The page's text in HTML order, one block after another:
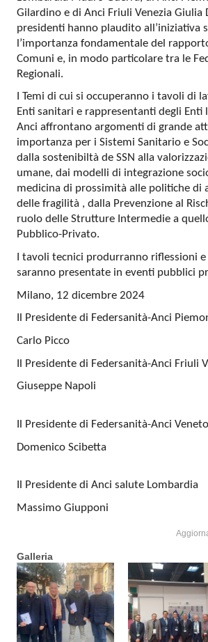
Gilardino e di Anci Friuli Venezia Giulia
presidenti hanno plaudito all’iniziativa
l’importanza fondamentale del
Comuni e, in modo particolare tra le
Regionali.
I Temi di cui si occuperanno i tavoli di
Enti sanitari e rappresentanti degli Enti
Anci affrontano argomenti di grande
importanza per i Sistemi Sanitario e
dalla sostenibiltà de SSN alla
umane, dai modelli di integrazione
medicina di prossimità alle politiche di
delle fragilità , dalla Prevenzione al
ruolo delle Strutture Intermedie a
Pubblico-Privato.
I tavoli tecnici produrranno riflessioni
saranno presentate in eventi pubblici
Milano, 12 dicembre 2024
Il Presidente di Federsanità-Anci
Carlo Picco
Il Presidente di Federsanità-Anci Friuli
Giuseppe Napoli
Il Presidente di Federsanità-Anci Veneto
Domenico Scibetta
Il Presidente di Anci salute Lombardia
Massimo Giupponi
Galleria